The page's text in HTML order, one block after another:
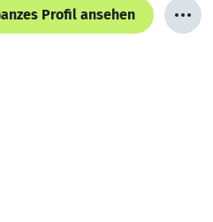
Profil ansehen